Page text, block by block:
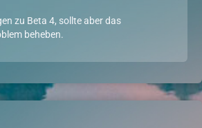
zu Beta 4, sollte aber das
beheben.